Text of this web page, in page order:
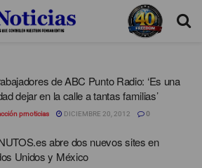
de ABC Punto Radio: ‘Es una
dejar en la calle a tantas familias’
prnoticias DICIEMBRE 20, 2012 0
abre dos nuevos sites en
Unidos y México